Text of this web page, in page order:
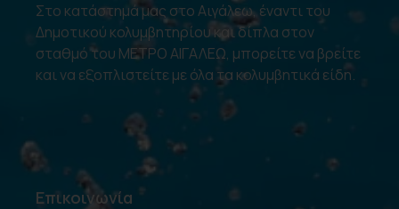
Στο κατάστημά μας στο Αιγάλεω, έναντι του
Δημοτικού κολυμβητηρίου και δίπλα στον
σταθμό του ΜΕΤΡΟ ΑΙΓΑΛΕΩ, μπορείτε να βρείτε
και να εξοπλιστείτε με όλα τα κολυμβητικά είδη.
Επικοινωνία